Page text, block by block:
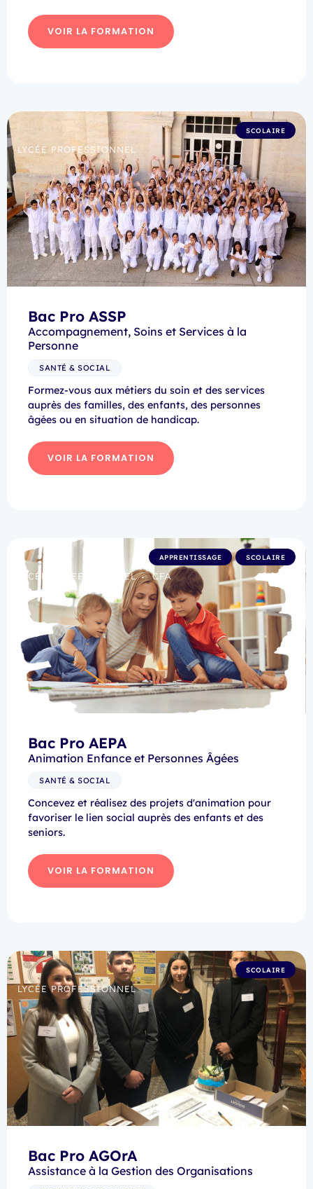
VOIR LA FORMATION
SCOLAIRE
LYCÉE PROFESSIONNEL
Bac Pro ASSP
Accompagnement, Soins et Services à la
Personne
SANTÉ & SOCIAL
Formez-vous aux métiers du soin et des services
auprès des familles, des enfants, des personnes
âgées ou en situation de handicap.
VOIR LA FORMATION
APPRENTISSAGE SCOLAIRE
LYCÉE PROFESSIONNEL • CFA
Bac Pro AEPA
Animation Enfance et Personnes Âgées
SANTÉ & SOCIAL
Concevez et réalisez des projets d'animation pour
favoriser le lien social auprès des enfants et des
seniors.
VOIR LA FORMATION
SCOLAIRE
LYCÉE PROFESSIONNEL
Bac Pro AGOrA
Assistance à la Gestion des Organisations